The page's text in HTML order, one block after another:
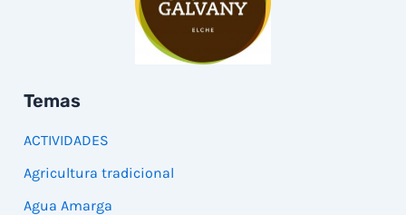
Temas
ACTIVIDADES
Agricultura tradicional
Agua Amarga